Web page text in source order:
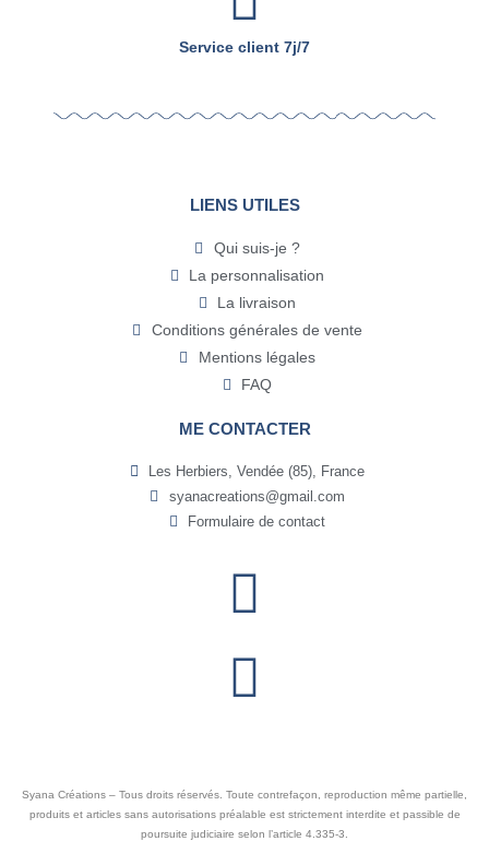
Service client 7j/7
LIENS UTILES
Qui suis-je ?
La personnalisation
La livraison
Conditions générales de vente
Mentions légales
FAQ
ME CONTACTER
Les Herbiers, Vendée (85), France
syanacreations@gmail.com
Formulaire de contact
Syana Créations – Tous droits réservés. Toute contrefaçon, reproduction même partielle,
produits et articles sans autorisations préalable est strictement interdite et passible de
poursuite judiciaire selon l’article 4.335-3.